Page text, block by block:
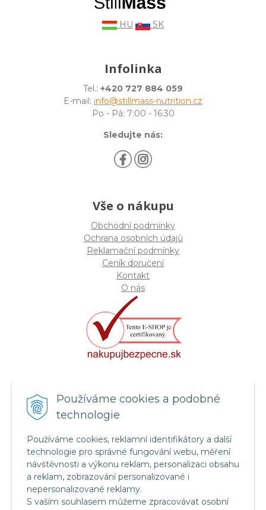
Používáme cookies a podobné
technologie
Používáme cookies, reklamní identifikátory a další
technologie pro správné fungování webu, měření
návštěvnosti a výkonu reklam, personalizaci obsahu
a reklam, zobrazování personalizované i
nepersonalizované reklamy.
S vaším souhlasem můžeme zpracovávat osobní
HU SK
Infolinka
Tel.: +420 727 884 059
E-mail: info@stillmass-nutrition.cz
Po - Pá: 7:00 - 16:30
Sledujte nás:
Vše o nákupu
Obchodní podmínky
Ochrana osobních údajů
Reklamační podmínky
Ceník doručení
Kontakt
O nás
Certifikát systému bezpečnosti
potravin FSSC 22000